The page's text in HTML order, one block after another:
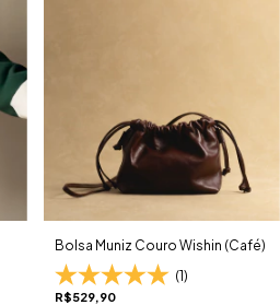
Bolsa Muniz Couro Wishin (Café)
(1)
R$529,90